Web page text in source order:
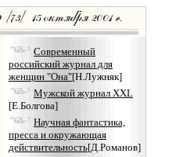
Современный
российский журнал для
женщин "Она"[Н.Лужняк]
Мужской журнал XXL
[Е.Болгова]
Научная фантастика,
пресса и окружающая
действительность[Д.Романов]